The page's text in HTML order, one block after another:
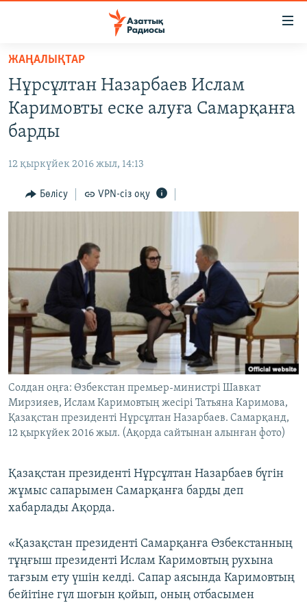
Skip
main
content
Skip
main
Navigation
to
САЯСАТ
AZATTYQTV
АДАМ ҚҰҚЫҚТАРЫ
ӘЛЕУМЕТ
АРНАЙЫ ЖОБАЛАР
Русский
ЖАЗЫЛЫҢЫЗ
Басқа тілдерде
ЖАҢАЛЫҚТАР
Нұрсұлтан Назарбаев Ислам
Каримовты еске алуға Самарқанға
барды
12 қыркүйек 2016 жыл, 14:13
Бөлісу VPN-сіз оқу
Солдан оңға: Өзбекстан премьер-министрі Шавкат
Мирзияев, Ислам Каримовтың жесірі Татьяна Каримова,
Қазақстан президенті Нұрсұлтан Назарбаев. Самарқанд,
12 қыркүйек 2016 жыл. (Ақорда сайтынан алынған фото)
Қазақстан президенті Нұрсұлтан Назарбаев бүгін
жұмыс сапарымен Самарқанға барды деп
хабарлады Ақорда.
«Қазақстан президенті Самарқанға Өзбекстанның
тұңғыш президенті Ислам Каримовтың рухына
тағзым ету үшін келді. Сапар аясында Каримовтың
бейітіне гүл шоғын қойып, оның отбасымен